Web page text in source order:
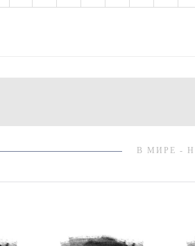
В МИРЕ -